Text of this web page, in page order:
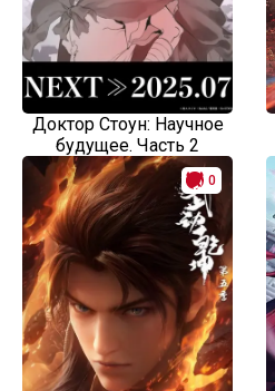
Доктор Стоун: Научное
будущее. Часть 2
0